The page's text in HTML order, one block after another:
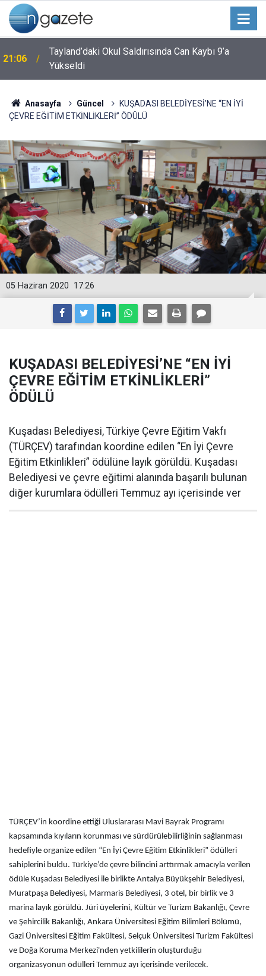
21:06
Tayland’daki Okul Saldırısında Can Kaybı 9’a
Yükseldi
Anasayfa Güncel
KUŞADASI BELEDİYESİ’NE “EN İYİ
ÇEVRE EĞİTİM ETKİNLİKLERİ” ÖDÜLÜ
17:26
05 Haziran 2020
KUŞADASI BELEDİYESİ’NE “EN İYİ
ÇEVRE EĞİTİM ETKİNLİKLERİ”
ÖDÜLÜ
Kuşadası Belediyesi, Türkiye Çevre Eğitim Vakfı
(TÜRÇEV) tarafından koordine edilen “En İyi Çevre
Eğitim Etkinlikleri” ödülüne layık görüldü. Kuşadası
Belediyesi ve çevre eğitimi alanında başarılı bulunan
diğer kurumlara ödülleri Temmuz ayı içerisinde ver
TÜRÇEV’in koordine ettiği Uluslararası Mavi Bayrak Programı
kapsamında kıyıların korunması ve sürdürülebilirliğinin sağlanması
hedefiyle organize edilen “En İyi Çevre Eğitim Etkinlikleri” ödülleri
sahiplerini buldu. Türkiye’de çevre bilincini arttırmak amacıyla verilen
ödüle Kuşadası Belediyesi ile birlikte Antalya Büyükşehir Belediyesi,
Muratpaşa Belediyesi, Marmaris Belediyesi, 3 otel, bir birlik ve 3
marina layık görüldü. Jüri üyelerini, Kültür ve Turizm Bakanlığı, Çevre
ve Şehircilik Bakanlığı, Ankara Üniversitesi Eğitim Bilimleri Bölümü,
Gazi Üniversitesi Eğitim Fakültesi, Selçuk Üniversitesi Turizm Fakültesi
ve Doğa Koruma Merkezi'nden yetkililerin oluşturduğu
organizasyonun ödülleri Temmuz ayı içerisinde verilecek.